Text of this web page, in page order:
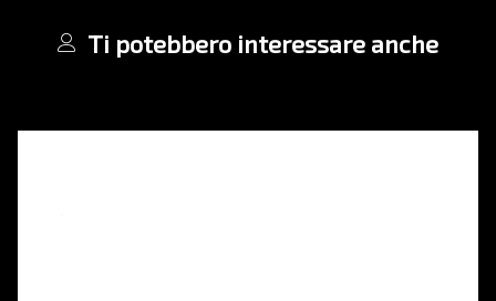
Ti potebbero interessare anche